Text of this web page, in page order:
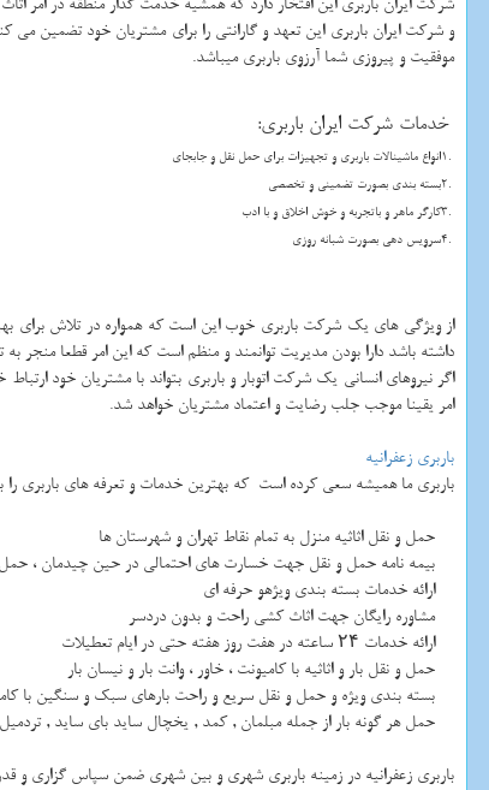
و شرکت ایران باربری این تعهد و گارانتی را برای مشتریان خود تضمین
موفقیت و پیروزی شما آرزوی باربری میباشد.
خدمات شرکت ایران باربری:
1.انواع ماشینالات باربری و تجهیزات برای حمل نقل و جابجای
2.بسته بندی بصورت تضمینی و تخصصی
3.کارگر ماهر و باتجربه و خوش اخلاق و با ادب
4.سرویس دهی بصورت شبانه روزی
از ویژگی های یک شرکت باربری خوب این است که همواره در تلاش برای
داشته باشد دارا بودن مدیریت توانمند و منظم است که این امر قطعا
اگر نیروهای انسانی یک شرکت اتوبار و باربری بتواند با مشتریان خود
امر یقینا موجب جلب رضایت و اعتماد مشتریان خواهد شد.
باربری زعفرانیه
باربری ما همیشه سعی کرده است که بهترین خدمات و تعرفه های باربری را
حمل و نقل اثاثیه منزل به تمام نقاط تهران و شهرستان ها
بیمه نامه حمل و نقل جهت خسارت های احتمالی در حین چیدمان ،
ارائه خدمات بسته بندی ویژهو حرفه ای
مشاوره رایگان جهت اثاث کشی راحت و بدون دردسر
ارائه خدمات ۲۴ ساعته در هفت روز هفته حتی در ایام تعطیلات
حمل و نقل بار و اثاثیه با کامیونت ، خاور ، وانت بار و نیسان بار
بسته بندی ویژه و حمل و نقل سریع و راحت بارهای سبک و سنگین با
حمل هر گونه بار از جمله مبلمان , کمد , یخچال ساید بای ساید ,
باربری زعفرانیه در زمینه باربری شهری و بین شهری ضمن سپاس گزاری و